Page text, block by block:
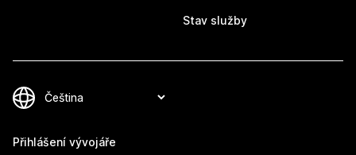
Stav služby
Přihlášení vývojáře